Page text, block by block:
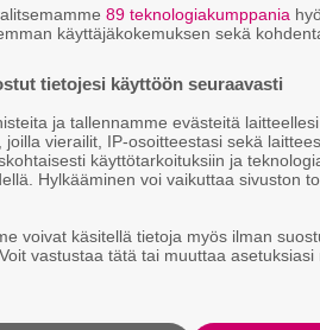
89 teknologiakumppania
käyttäjäkokemuksen sekä
tietojesi käyttöön seuraavasti
ja tallennamme evästeitä
joilla vierailit, IP-osoitteestasi sekä
käyttötarkoituksiin ja
Hylkääminen voi vaikuttaa sivuston
voivat käsitellä tietoja myös ilman
vastustaa tätä tai muuttaa